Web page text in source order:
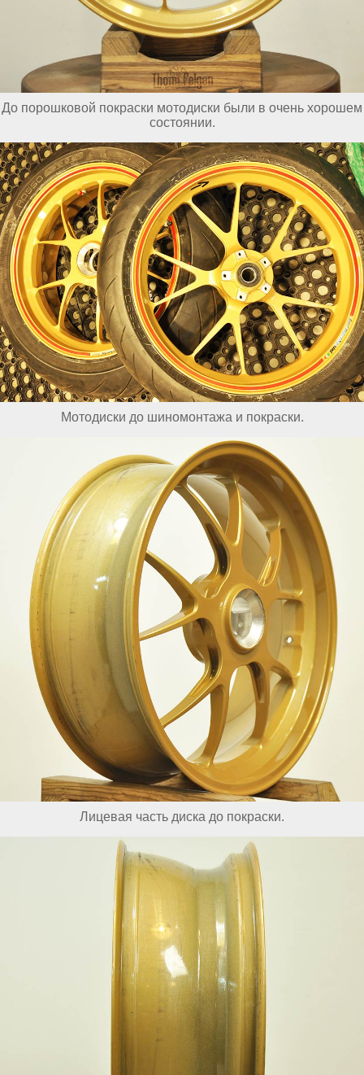
До порошковой покраски мотодиски были в очень хорошем
состоянии.
Мотодиски до шиномонтажа и покраски.
Лицевая часть диска до покраски.